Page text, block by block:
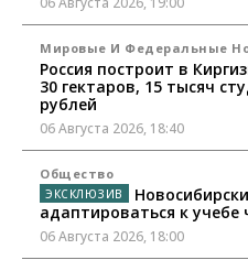
Мировые И Федеральные
Россия построит в
30 гектаров, 15 тысяч
рублей
06 Августа 2026, 18:40
Общество
адаптироваться к учебе
06 Августа 2026, 18:00